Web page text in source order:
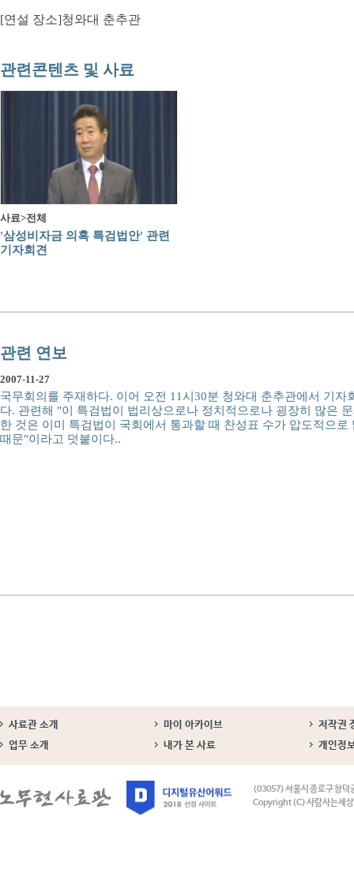
[연설 장소]청와대 춘추관
관련콘텐츠 및 사료
사료>전체
'삼성비자금 의혹 특검법안' 관련
기자회견
관련 연보
2007-11-27
국무회의를 주재하다. 이어 오전 11시30분 청와대 춘추관에서 기
다. 관련해 "이 특검법이 법리상으로나 정치적으로나 굉장히 많은
한 것은 이미 특검법이 국회에서 통과할 때 찬성표 수가 압도적으
때문"이라고 덧붙이다..
사료관 소개 마이 아카이브
저작권
업무 소개
내가 본 사료 개인정
(03057) 서울시 종로구 창덕
Copyright (C) 사람사는세